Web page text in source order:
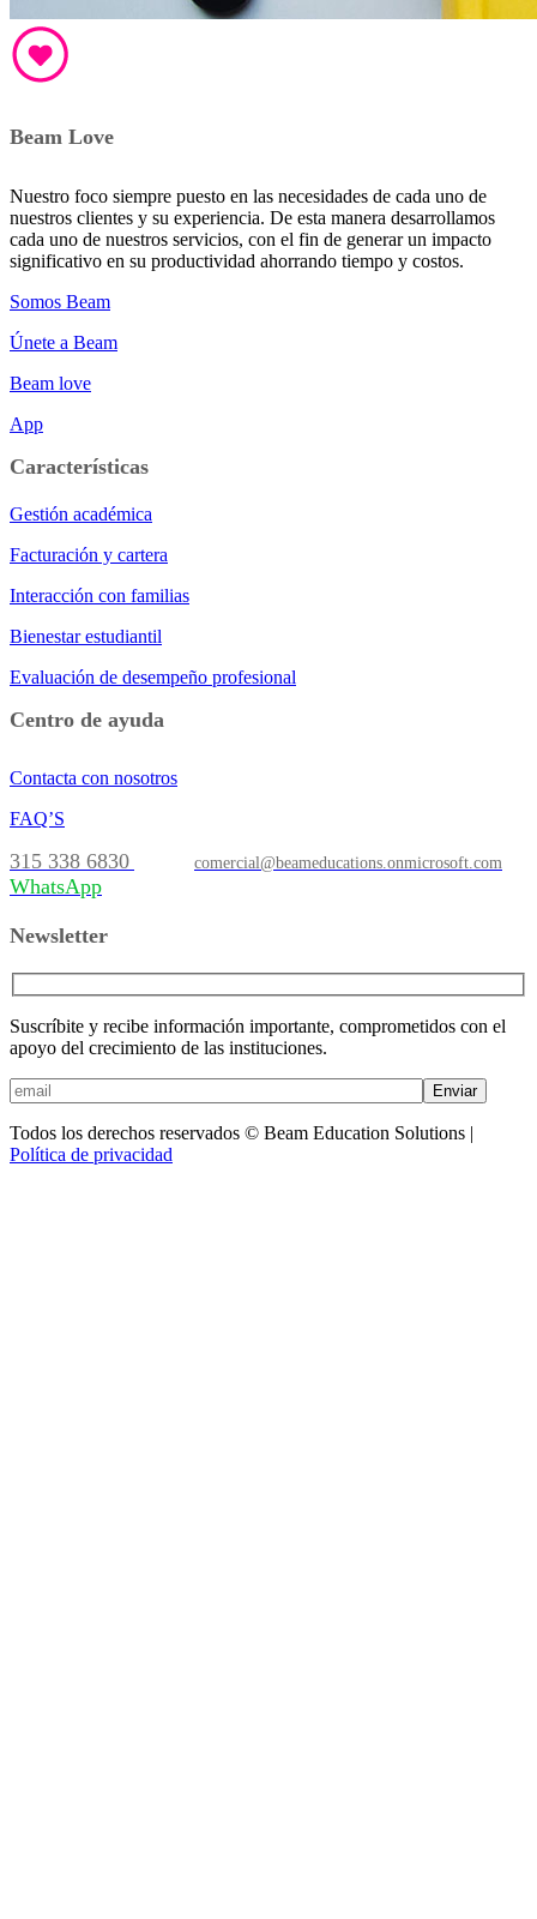
Beam Love
Nuestro foco siempre puesto en las necesidades de cada uno de
nuestros clientes y su experiencia. De esta manera desarrollamos
cada uno de nuestros servicios, con el fin de generar un impacto
significativo en su productividad ahorrando tiempo y costos.
Somos Beam
Únete a Beam
Beam love
App
Características
Gestión académica
Facturación y cartera
Interacción con familias
Bienestar estudiantil
Evaluación de desempeño profesional
Centro de ayuda
Contacta con nosotros
FAQ’S
315 338 6830 comercial@beameducations.onmicrosoft.com
WhatsApp
Newsletter
Suscríbite y recibe información importante, comprometidos con el
apoyo del crecimiento de las instituciones.
Enviar
Todos los derechos reservados © Beam Education Solutions |
Política de privacidad